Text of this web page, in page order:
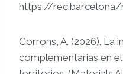
https://
Corrons, A. (2026). La
complementarias en